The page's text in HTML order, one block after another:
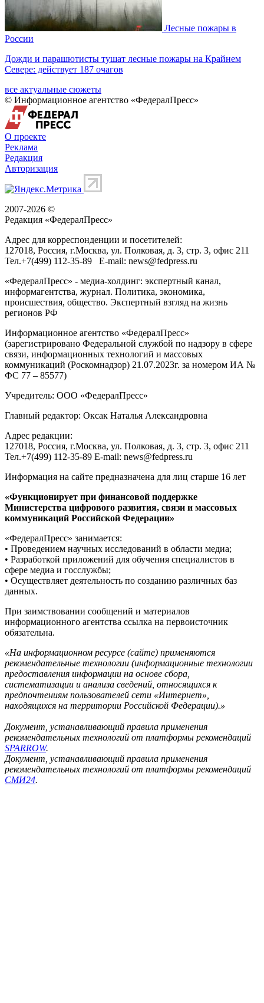
Лесные пожары в
России
Дожди и парашютисты тушат лесные пожары на Крайнем
Севере: действует 187 очагов
все актуальные сюжеты
© Информационное агентство «ФедералПресс»
О проекте
Реклама
Редакция
Авторизация
2007-2026 ©
Редакция «ФедералПресс»
Адрес для корреспонденции и посетителей:
127018, Россия, г.Москва, ул. Полковая, д. 3, стр. 3, офис 211
Тел.+7(499) 112-35-89 E-mail: news@fedpress.ru
«ФедералПресс» - медиа-холдинг: экспертный канал,
информагентства, журнал. Политика, экономика,
происшествия, общество. Экспертный взгляд на жизнь
регионов РФ
Информационное агентство «ФедералПресс»
(зарегистрировано Федеральной службой по надзору в сфере
связи, информационных технологий и массовых
коммуникаций (Роскомнадзор) 21.07.2023г. за номером ИА №
ФС 77 – 85577)
Учредитель: ООО «ФедералПресс»
Главный редактор: Оксак Наталья Александровна
Адрес редакции:
127018, Россия, г.Москва, ул. Полковая, д. 3, стр. 3, офис 211
Тел.+7(499) 112-35-89 E-mail: news@fedpress.ru
Информация на сайте предназначена для лиц старше 16 лет
«Функционирует при финансовой поддержке
Министерства цифрового развития, связи и массовых
коммуникаций Российской Федерации»
«ФедералПресс» занимается:
• Проведением научных исследований в области медиа;
• Разработкой приложений для обучения специалистов в
сфере медиа и госслужбы;
• Осуществляет деятельность по созданию различных баз
данных.
При заимствовании сообщений и материалов
информационного агентства ссылка на первоисточник
обязательна.
«На информационном ресурсе (сайте) применяются
рекомендательные технологии (информационные технологии
предоставления информации на основе сбора,
систематизации и анализа сведений, относящихся к
предпочтениям пользователей сети «Интернет»,
находящихся на территории Российской Федерации).»
Документ, устанавливающий правила применения
рекомендательных технологий от платформы рекомендаций
SPARROW.
Документ, устанавливающий правила применения
рекомендательных технологий от платформы рекомендаций
СМИ24.